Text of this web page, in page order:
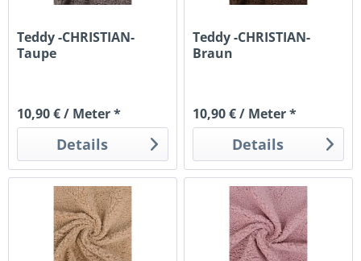
Teddy -CHRISTIAN-
Taupe
10,90 € / Meter *
Details
Teddy -CHRISTIAN-
Braun
10,90 € / Meter *
Details